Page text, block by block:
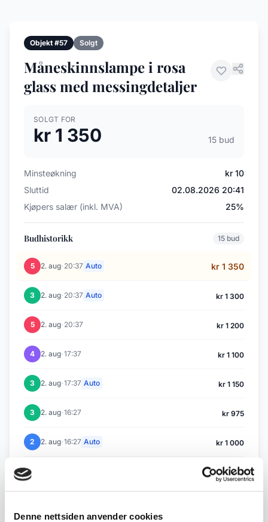
Denne nettsiden anvender cookies
Objekt #57 Solgt
Måneskinnslampe i rosa
glass med messingdetaljer
SOLGT FOR
kr 1 350 15 bud
Minsteøkning
kr 10
Sluttid
02.08.2026 20:41
Kjøpers salær (inkl. MVA)
25%
Budhistorikk 15 bud
5 2. aug· 20:37 Auto kr 1 350
3 2. aug· 20:37 Auto kr 1 300
5 2. aug· 20:37 kr 1 200
4 2. aug·17:37 kr 1 100
3 2. aug·17:37 Auto kr 1 150
3 2. aug·16:27 kr 975
2 2. aug·16:27 Auto kr 1 000
3 kr 1 050